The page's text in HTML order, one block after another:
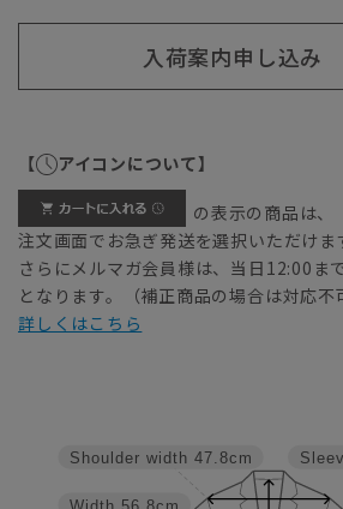
入荷案内申し込み
【 アイコンについて】
の表示の商品は、
注文画面でお急ぎ発送を選択いただけま
さらにメルマガ会員様は、当日12:00ま
となります。（補正商品の場合は対応不
詳しくはこちら
Shoulder width 47.8cm